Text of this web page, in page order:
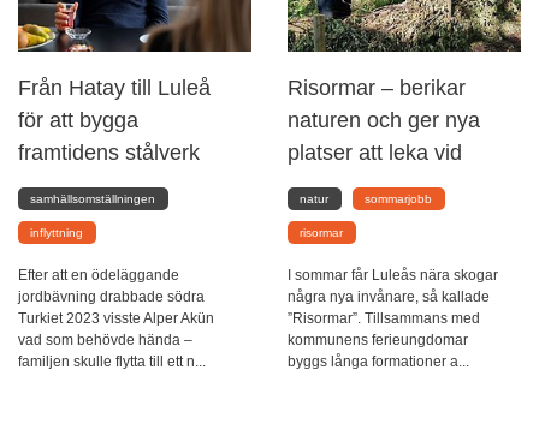
Från Hatay till Luleå
för att bygga
framtidens stålverk
samhällsomställningen
inflyttning
Efter att en ödeläggande
jordbävning drabbade södra
Turkiet 2023 visste Alper Akün
vad som behövde hända –
familjen skulle flytta till ett n...
Risormar – berikar
naturen och ger nya
platser att leka vid
natur sommarjobb
risormar
I sommar får Luleås nära skogar
några nya invånare, så kallade
”Risormar”. Tillsammans med
kommunens ferieungdomar
byggs långa formationer a...